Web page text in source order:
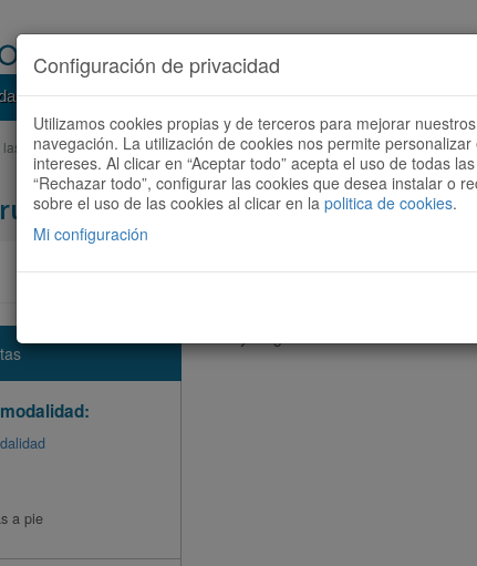
las rutas Buscador de rutas
las rutas
a pie
Configuración de privacidad
Utilizamos cookies propias y de terceros para mejorar
navegación. La utilización de cookies nos permite
intereses. Al clicar en “Aceptar todo” acepta el uso de todas
“Rechazar todo”, configurar las cookies que desea instalar o
sobre el uso de las cookies al clicar en la politica de cookies.
Mi configuración